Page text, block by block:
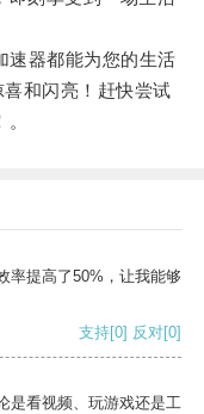
器都能为您的生活
和闪亮！赶快尝试
率提高了50%，让我能够
支持[0] 反对[0]
是看视频、玩游戏还是工